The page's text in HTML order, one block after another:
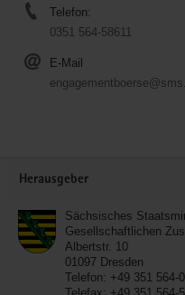
Telefon:
0351 564-58611
E-Mail
Herausgeber
Sächsisches
Gesellschaftlichen
Albertstr. 10
01097 Dresden
Telefon: +49 351 564-0